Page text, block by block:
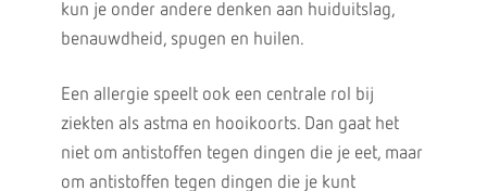
kun je onder andere denken aan huiduitslag,
benauwdheid, spugen en huilen.
Een allergie speelt ook een centrale rol bij
ziekten als astma en hooikoorts. Dan gaat het
niet om antistoffen tegen dingen die je eet, maar
om antistoffen tegen dingen die je kunt